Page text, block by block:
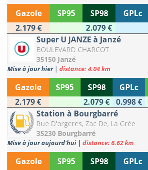
Gazole SP95 SP98 GPLc
2.179 €
2.079 €
Super U JANZE à Janzé
BOULEVARD CHARCOT
35150 Janzé
Mise à jour hier | distance: 4.04 km
Gazole SP95 SP98 GPLc
2.179 €
2.079 € 0.998 €
Station à Bourgbarré
Rue D'orgeres, Zac De, La Grée
35230 Bourgbarré
Mise à jour aujourd'hui | distance: 6.62 km
Gazole SP95 SP98 GPLc